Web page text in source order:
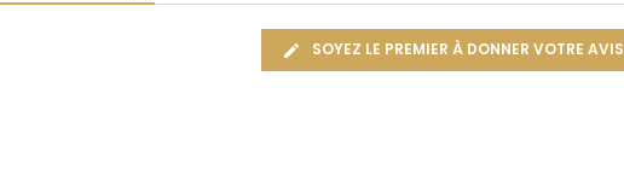
SOYEZ LE PREMIER À DONNER VOTRE AVIS